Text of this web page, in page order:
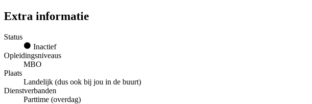
Extra informatie
Status
Inactief
Opleidingsniveaus
MBO
Plaats
Landelijk (dus ook bij jou in de buurt)
Dienstverbanden
Parttime (overdag)